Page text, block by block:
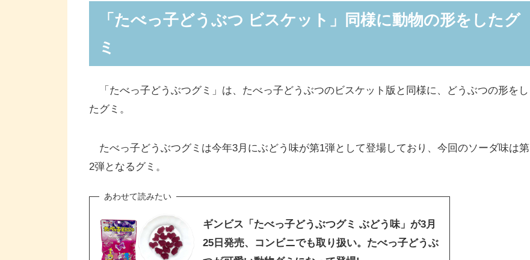
「たべっ子どうぶつ ビスケット」同様に動物の形をしたグ
ミ
「たべっ子どうぶつグミ」は、たべっ子どうぶつのビスケット版と同様に、どうぶつの形をし
たグミ。
たべっ子どうぶつグミは今年3月にぶどう味が第1弾として登場しており、今回のソーダ味は第
2弾となるグミ。
ギンビス「たべっ子どうぶつグミ ぶどう味」が3月
25日発売、コンビニでも取り扱い。たべっ子どうぶ